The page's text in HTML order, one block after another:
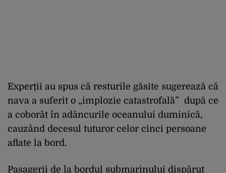
Experții au spus că resturile găsite sugerează că
nava a suferit o „implozie catastrofală” după ce
a coborât în adâncurile oceanului duminică,
cauzând decesul tuturor celor cinci persoane
aflate la bord.
Pasagerii de la bordul submarinului dispărut